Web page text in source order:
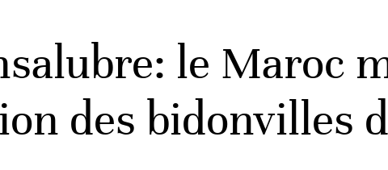
le Maroc
des bidonvilles